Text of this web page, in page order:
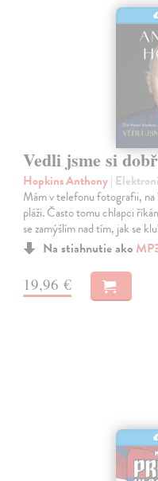
Vedli jsme si
Hopkins Anthony|
Mám v telefonu fotografii, na
pláži. Často tomu chlapci
se zamýšlím nad tím, jak se
Na stiahnutie ako
19,96 €